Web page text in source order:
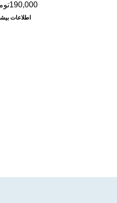
190,000
اطلاعات